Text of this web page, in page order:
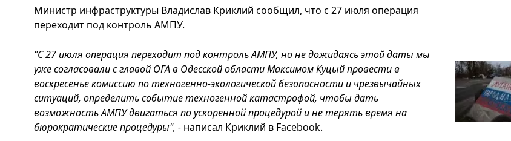
Министр инфраструктуры Владислав Криклий сообщил, что с 27 июля операция
переходит под контроль АМПУ.
"С 27 июля операция переходит под контроль АМПУ, но не дожидаясь этой даты мы
уже согласовали с главой ОГА в Одесской области Максимом Куцый провести в
воскресенье комиссию по техногенно-экологической безопасности и чрезвычайных
ситуаций, определить событие техногенной катастрофой, чтобы дать
возможность АМПУ двигаться по ускоренной процедурой и не терять время на
бюрократические процедуры", - написал Криклий в Facebook.